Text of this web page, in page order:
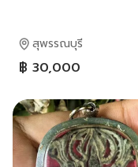
สุพรรณบุรี
฿ 30,000